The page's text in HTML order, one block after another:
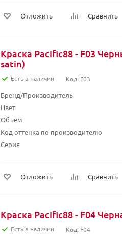
Отложить Сравнить
Краска Pacific88 - F03
satin)
Есть в наличии Код: F03
Бренд/Производитель
Цвет
Объем
Код оттенка по производителю
Серия
Отложить Сравнить
Краска Pacific88 - F04
Есть в наличии Код: F04